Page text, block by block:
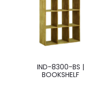
IND-8300-BS |
BOOKSHELF